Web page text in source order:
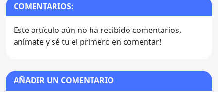
COMENTARIOS:
Este artículo aún no ha recibido comentarios,
anímate y sé tu el primero en comentar!
AÑADIR UN COMENTARIO